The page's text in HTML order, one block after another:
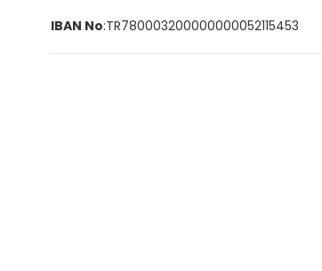
IBAN No:TR780003200000000052115453